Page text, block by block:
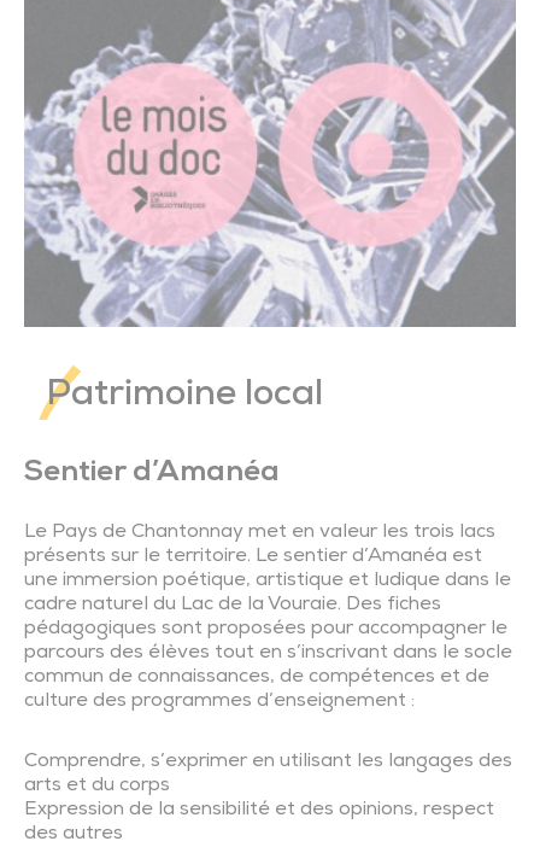
Patrimoine local
Sentier d’Amanéa
Le Pays de Chantonnay met en valeur les trois lacs
présents sur le territoire. Le sentier d’Amanéa est
une immersion poétique, artistique et ludique dans le
cadre naturel du Lac de la Vouraie. Des fiches
pédagogiques sont proposées pour accompagner le
parcours des élèves tout en s’inscrivant dans le socle
commun de connaissances, de compétences et de
culture des programmes d’enseignement :
Comprendre, s’exprimer en utilisant les langages des
arts et du corps
Expression de la sensibilité et des opinions, respect
des autres